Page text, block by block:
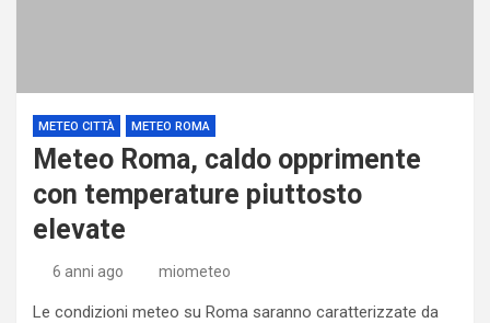
METEO CITTÀ METEO ROMA
Meteo Roma, caldo opprimente
con temperature piuttosto
elevate
6 anni ago miometeo
Le condizioni meteo su Roma saranno caratterizzate da